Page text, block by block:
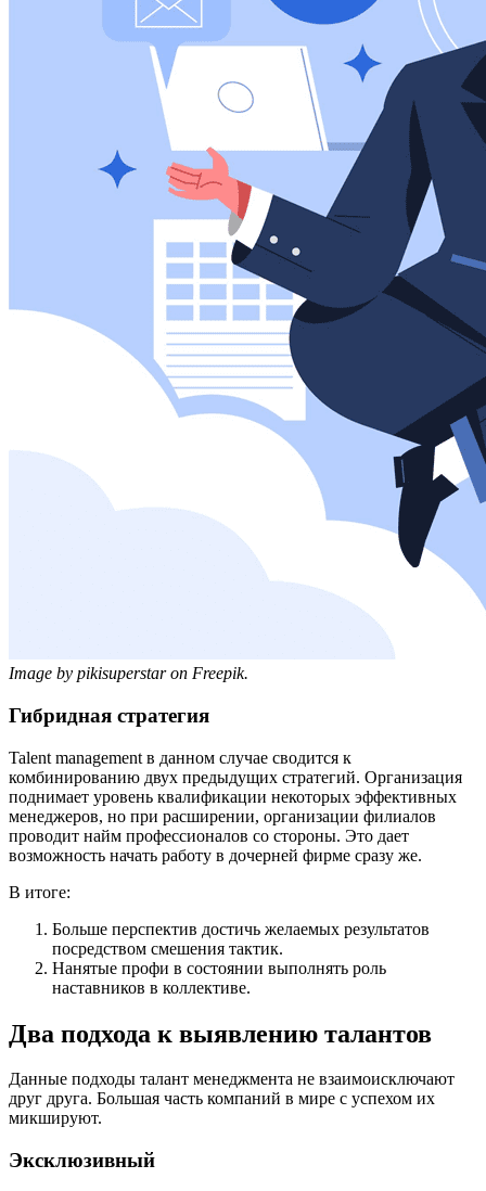
Image by pikisuperstar on Freepik.
Гибридная стратегия
Talent management в данном случае сводится к
комбинированию двух предыдущих стратегий. Организация
поднимает уровень квалификации некоторых эффективных
менеджеров, но при расширении, организации филиалов
проводит найм профессионалов со стороны. Это дает
возможность начать работу в дочерней фирме сразу же.
В итоге:
Больше перспектив достичь желаемых результатов
посредством смешения тактик.
Нанятые профи в состоянии выполнять роль
наставников в коллективе.
Два подхода к выявлению талантов
Данные подходы талант менеджмента не взаимоисключают
друг друга. Большая часть компаний в мире с успехом их
микшируют.
Эксклюзивный